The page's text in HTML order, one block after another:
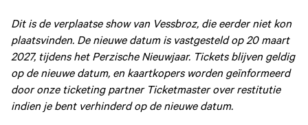
Dit is de verplaatse show van Vessbroz, die eerder niet kon
plaatsvinden. De nieuwe datum is vastgesteld op 20 maart
2027, tijdens het Perzische Nieuwjaar. Tickets blijven geldig
op de nieuwe datum, en kaartkopers worden geïnformeerd
door onze ticketing partner Ticketmaster over restitutie
indien je bent verhinderd op de nieuwe datum.